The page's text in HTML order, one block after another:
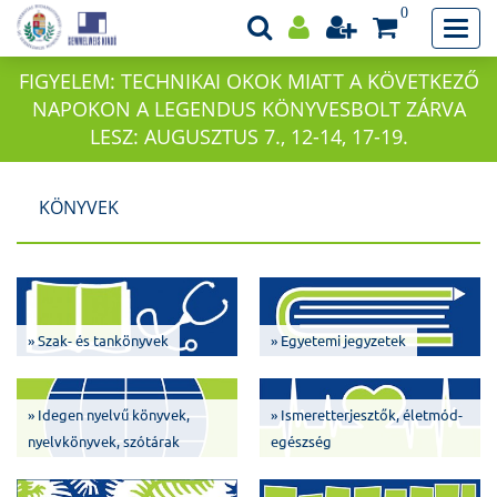
0
FIGYELEM: TECHNIKAI OKOK MIATT A KÖVETKEZŐ
NAPOKON A LEGENDUS KÖNYVESBOLT ZÁRVA
LESZ: AUGUSZTUS 7., 12-14, 17-19.
KÖNYVEK
» Szak- és tankönyvek » Egyetemi jegyzetek
» Idegen nyelvű könyvek,
nyelvkönyvek, szótárak
» Ismeretterjesztők, életmód-
egészség